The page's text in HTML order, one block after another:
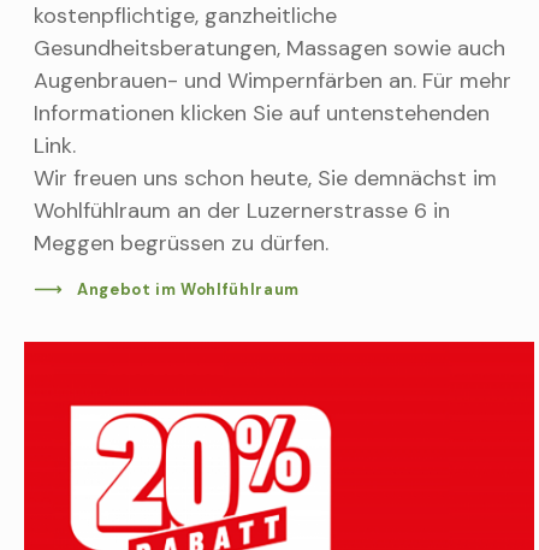
kostenpflichtige, ganzheitliche
Gesundheitsberatungen, Massagen sowie auch
Augenbrauen- und Wimpernfärben an. Für mehr
Informationen klicken Sie auf untenstehenden
Link.
Wir freuen uns schon heute, Sie demnächst im
Wohlfühlraum an der Luzernerstrasse 6 in
Meggen begrüssen zu dürfen.
Angebot im Wohlfühlraum